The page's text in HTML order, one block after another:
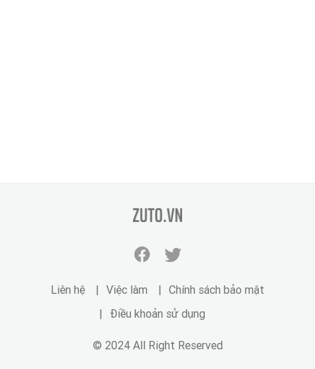
zuto.vn
© 2024 All Right Reserved
Liên hệ Việc làm
Chính sách bảo mật
Điều khoản sử dụng
Facebook
zuto.vn
Twitter
zuto.vn